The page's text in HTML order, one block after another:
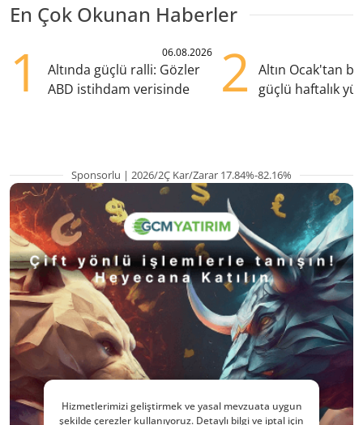
En Çok Okunan Haberler
1 06.08.2026
Altında güçlü ralli: Gözler
ABD istihdam verisinde
2
Altın Ocak'tan
güçlü haftalık
Sponsorlu | 2026/2Ç Kar/Zarar 17.84%-82.16%
Hizmetlerimizi geliştirmek ve yasal mevzuata uygun
şekilde çerezler kullanıyoruz. Detaylı bilgi ve iptal için